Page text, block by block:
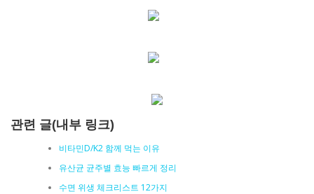
관련 글(내부 링크)
비타민D/K2 함께 먹는 이유
유산균 균주별 효능 빠르게 정리
수면 위생 체크리스트 12가지